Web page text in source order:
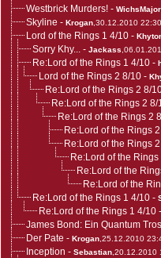
Westbrick Murders! -
Skyline - Krogan ,30.12.2010 22:30
Lord of the Rings 1 4/10 -
Sorry Khy... - Jackass
Re:Lord of the Rings 1 4/10 -
Lord of the Rings 2 8/10 -
Re:Lord of the Rings 2 8/
Re:Lord of the Rings 2 8/
Re:Lord of the Rings 2
Re:Lord of the Rings
Re:Lord of the Rings
Re:Lord of the Rings
Re:Lord of the
Re:Lord of the
Re:Lord of the Rings 1 4/10 -
Re:Lord of the Rings 1 4/10 -
James Bond: Ein Quantum
Der Pate - Krogan ,25.12.2010
Inception - Sebastian ,20.12.2010